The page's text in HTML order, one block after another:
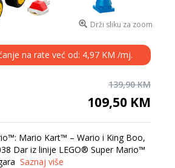
Drži sliku za zoom
na rate već od: 4,97 KM /mj.
139,90 KM
109,50 KM
Mario Kart™ – Wario i King Boo,
Dar iz linije LEGO® Super Mario™
Saznaj više